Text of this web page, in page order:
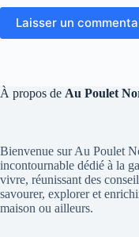
Laisser un
À propos de Au Poulet
Bienvenue sur Au Poulet
incontournable dédié à la
vivre, réunissant des
savourer, explorer et
maison ou ailleurs.